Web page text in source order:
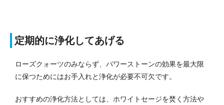
定期的に浄化してあげる
ローズクォーツのみならず、パワーストーンの効果を最大限
に保つためにはお手入れと浄化が必要不可欠です。
おすすめの浄化方法としては、ホワイトセージを焚く方法や